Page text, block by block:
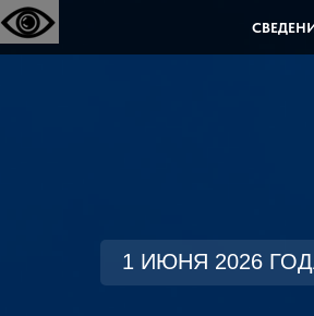
1 ИЮНЯ 2026